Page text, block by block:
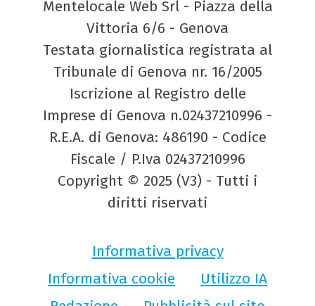
Mentelocale Web Srl - Piazza della
Vittoria 6/6 - Genova
Testata giornalistica registrata al
Tribunale di Genova nr. 16/2005
Iscrizione al Registro delle
Imprese di Genova n.02437210996 -
R.E.A. di Genova: 486190 - Codice
Fiscale / P.Iva 02437210996
Copyright © 2025 (V3) - Tutti i
diritti riservati
Informativa privacy
Informativa cookie
Utilizzo IA